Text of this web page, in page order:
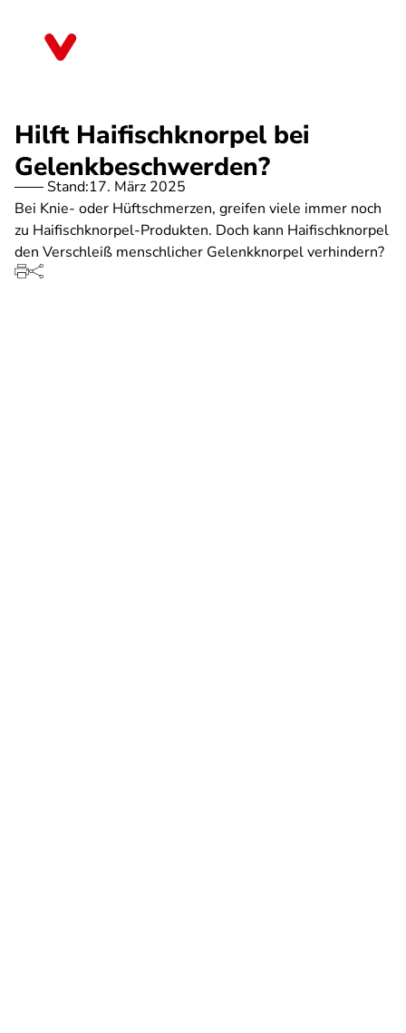
Hilft Haifischknorpel bei
Gelenkbeschwerden?
Stand:17. März 2025
Bei Knie- oder Hüftschmerzen, greifen viele immer noch
zu Haifischknorpel-Produkten. Doch kann Haifischknorpel
den Verschleiß menschlicher Gelenkknorpel verhindern?